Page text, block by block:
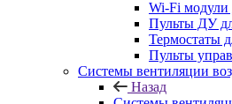
Wi-Fi модули
Пульты ДУ
Термостаты
Пульты
Системы вентиляции
Назад